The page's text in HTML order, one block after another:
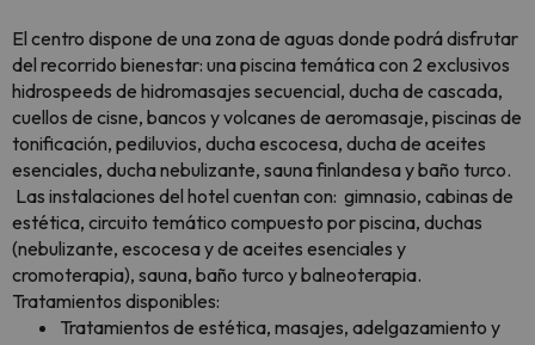
El centro dispone de una zona de aguas donde podrá disfrutar
del recorrido bienestar: una piscina temática con 2 exclusivos
hidrospeeds de hidromasajes secuencial, ducha de cascada,
cuellos de cisne, bancos y volcanes de aeromasaje, piscinas de
tonificación, pediluvios, ducha escocesa, ducha de aceites
esenciales, ducha nebulizante, sauna finlandesa y baño turco.
Las instalaciones del hotel cuentan con: gimnasio, cabinas de
estética, circuito temático compuesto por piscina, duchas
(nebulizante, escocesa y de aceites esenciales y
cromoterapia), sauna, baño turco y balneoterapia.
Tratamientos disponibles:
Tratamientos de estética, masajes, adelgazamiento y